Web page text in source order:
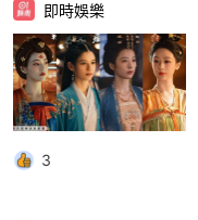
即時娛樂
3